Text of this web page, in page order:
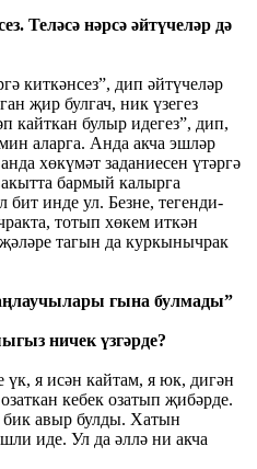
Теләсә нәрсә әйтүчеләр дә
киткәнсез”, дип әйтүчеләр
җир булгач, ник үзегез
кайткан булыр идегез”, дип,
аларга. Анда акча эшләр
хөкүмәт заданиесен үтәргә
бармый калырга
инде ул. Безне, тегенди-
тотып хөкем иткән
тагын да куркынычрак
гына булмады”
ничек үзгәрде?
я исән кайтам, я юк, дигән
кебек озатып җибәрде.
бик авыр булды. Хатын
иде. Ул да әллә ни акча